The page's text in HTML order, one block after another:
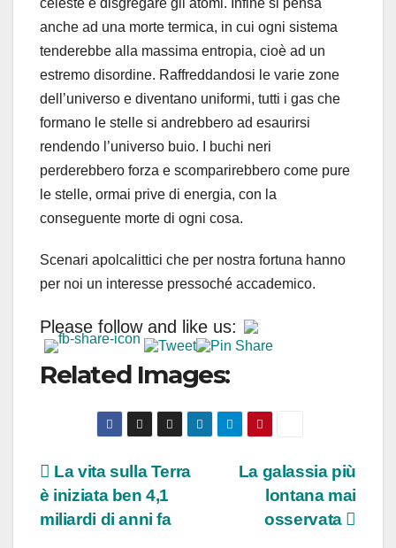
celeste e disgregare gli atomi. Infine si pensa
anche ad una morte termica, in cui ogni sistema
tenderebbe alla massima entropia, cioè ad un
estremo disordine. Raffreddandosi le varie zone
dell’universo e diventano uniformi, tutti i gas che
formano le stelle si andrebbero ad esaurirsi
rendendo l’universo buio. I buchi neri
perderebbero forza e scomparirebbero come pure
le stelle, ormai prive di energia, con la
conseguente morte di ogni cosa.
Scenari apolcalittici che per nostra fortuna hanno
per noi un interesse pressoché accademico.
Please follow and like us:
Related Images:
Navigazione
articoli
La galassia più
lontana mai
osservata
La vita sulla Terra
è iniziata ben 4,1
miliardi di anni fa